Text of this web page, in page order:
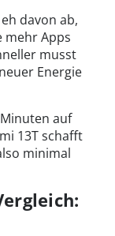
davon ab,
mehr Apps
musst
Energie
auf
13T schafft
minimal